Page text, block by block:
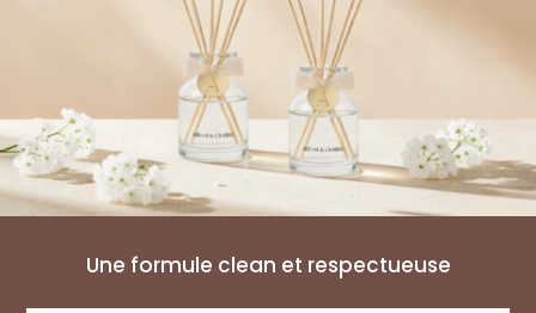
produit
Une formule clean et respectueuse